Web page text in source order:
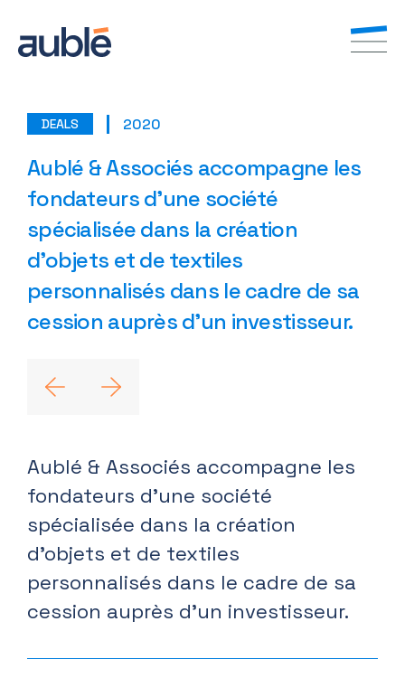
DEALS 2020
Aublé & Associés accompagne les
fondateurs d’une société
spécialisée dans la création
d’objets et de textiles
personnalisés dans le cadre de sa
cession auprès d’un investisseur.
Aublé & Associés accompagne les
fondateurs d’une société
spécialisée dans la création
d’objets et de textiles
personnalisés dans le cadre de sa
cession auprès d’un investisseur.